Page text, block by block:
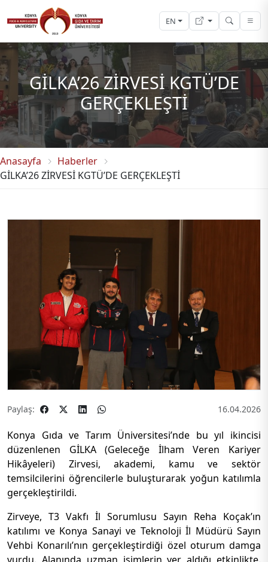
EN
GİLKA’26 ZİRVESİ KGTÜ’DE
GERÇEKLEŞTİ
Anasayfa
Haberler
GİLKA’26 ZİRVESİ KGTÜ’DE GERÇEKLEŞTİ
Paylaş: 16.04.2026
Konya Gıda ve Tarım Üniversitesi’nde bu yıl ikincisi
düzenlenen GİLKA (Geleceğe İlham Veren Kariyer
Hikâyeleri) Zirvesi, akademi, kamu ve sektör
temsilcilerini öğrencilerle buluşturarak yoğun katılımla
gerçekleştirildi.
Zirveye, T3 Vakfı İl Sorumlusu Sayın Reha Koçak’ın
katılımı ve Konya Sanayi ve Teknoloji İl Müdürü Sayın
Vehbi Konarılı’nın gerçekleştirdiği özel oturum damga